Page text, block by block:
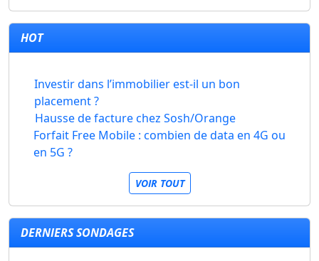
HOT
Investir dans l’immobilier est-il un bon
placement ?
Hausse de facture chez Sosh/Orange
Forfait Free Mobile : combien de data en 4G ou
en 5G ?
VOIR TOUT
DERNIERS SONDAGES